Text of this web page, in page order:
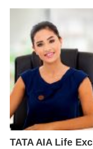
TATA AIA Life